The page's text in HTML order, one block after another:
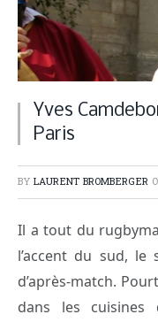
Yves
Paris
BY LAURENT BROMBERGER
Il a tout du
l’accent du sud,
d’après-match.
dans les cuisines